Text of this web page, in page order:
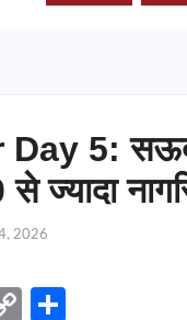
5:
ज्यादा
2026
Copy